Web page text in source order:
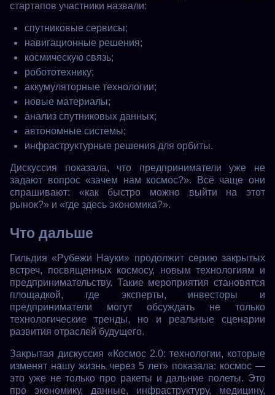
стартапов участники назвали:
спутниковые сервисы;
навигационные решения;
космическую связь;
робототехнику;
аккумуляторные технологии;
новые материалы;
анализ спутниковых данных;
автономные системы;
инфраструктурные решения для орбиты.
Дискуссия показала, что предприниматели уже не
задают вопрос «зачем нам космос?». Всё чаще они
спрашивают: «как быстро можно выйти на этот
рынок?» и «где здесь экономика?».
Что дальше
Гильдия «Рубежи Науки» продолжит серию закрытых
встреч, посвященных космосу, новым технологиям и
предпринимательству. Такие мероприятия становятся
площадкой, где эксперты, инвесторы и
предприниматели могут обсуждать не только
технологические тренды, но и реальные сценарии
развития отраслей будущего.
Закрытая дискуссия «Космос 2.0: технологии, которые
изменят нашу жизнь через 5 лет» показала: космос —
это уже не только про ракеты и дальние полеты. Это
про экономику, данные, инфраструктуру, медицину,